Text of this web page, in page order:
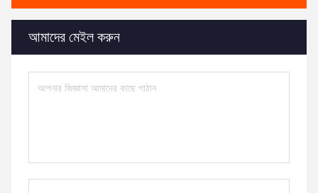
আমাদের মেইল করুন